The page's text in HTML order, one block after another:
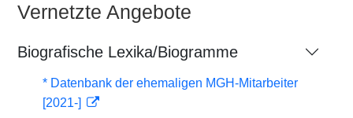
Vernetzte Angebote
Biografische Lexika/Biogramme
* Datenbank der ehemaligen MGH-Mitarbeiter
[2021-]